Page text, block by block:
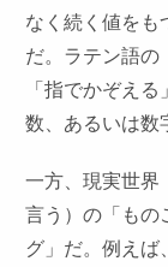
なく続く値をも
だ。ラテン語の
「指でかぞえ
数、あるいは数
一方、現実世界
言う）の「もの
グ」だ。例えば